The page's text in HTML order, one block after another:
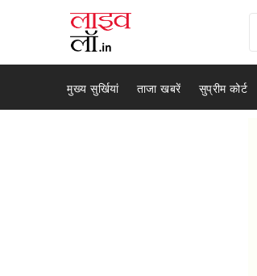
मुख्य सुर्खियां ताजा खबरें सुप्रीम कोर्ट